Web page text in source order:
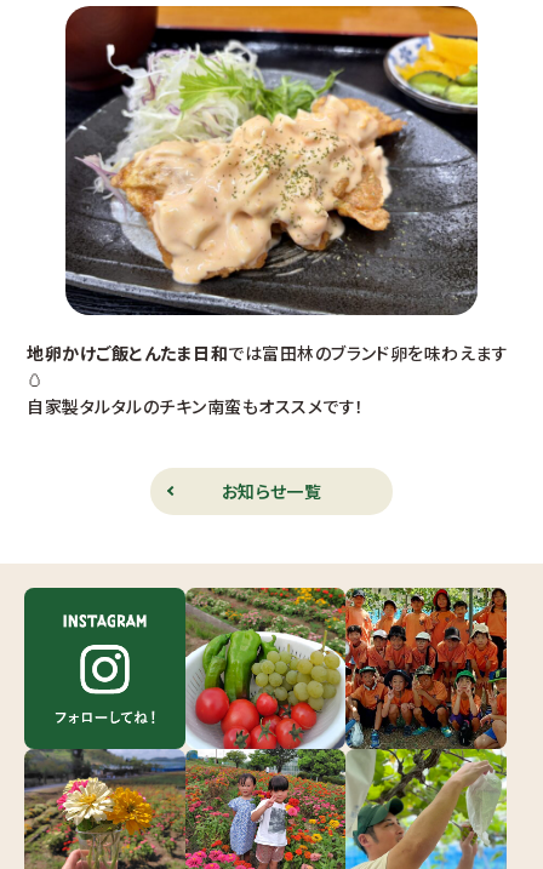
地卵かけご飯とんたま日和では富田林のブランド卵を味わえます
🥚
自家製タルタルのチキン南蛮もオススメです！
お知らせ一覧